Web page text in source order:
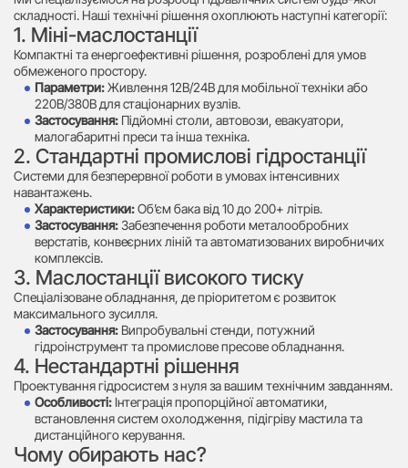
складності. Наші технічні рішення охоплюють наступні категорії:
1. Міні-маслостанції
Компактні та енергоефективні рішення, розроблені для умов
обмеженого простору.
Параметри:Живлення 12В/24В для мобільної техніки або
220В/380В для стаціонарних вузлів.
Застосування: Підйомні столи, автовози, евакуатори,
малогабаритні преси та інша техніка.
2. Стандартні промислові гідростанції
Системи для безперервної роботи в умовах інтенсивних
навантажень.
Характеристики:Об’єм бака від 10 до 200+ літрів.
Застосування: Забезпечення роботи металообробних
верстатів, конвеєрних ліній та автоматизованих виробничих
комплексів.
3. Маслостанції високого тиску
Спеціалізоване обладнання, де пріоритетом є розвиток
максимального зусилля.
Застосування: Випробувальні стенди, потужний
гідроінструмент та промислове пресове обладнання.
4. Нестандартні рішення
Проектування гідросистем з нуля за вашим технічним завданням.
Особливості: Інтеграція пропорційної автоматики,
встановлення систем охолодження, підігріву мастила та
дистанційного керування.
Чому обирають нас?